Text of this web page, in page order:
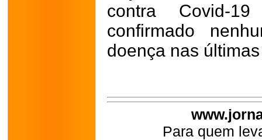
contra Covid-
confirmado
doença nas
Para quem